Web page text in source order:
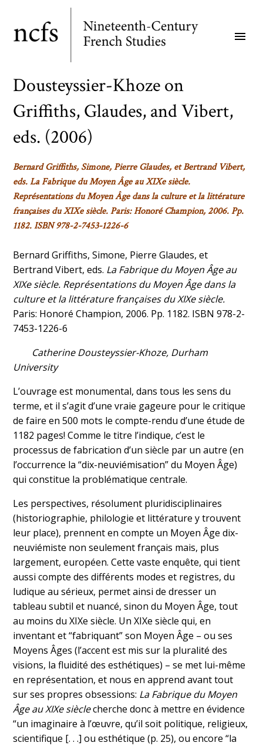
main
menu
Dousteyssier-Khoze on
Griffiths, Glaudes, and Vibert,
eds. (2006)
Bernard Griffiths, Simone, Pierre Glaudes, et Bertrand Vibert,
eds.La Fabrique du Moyen Âge au XIXe siècle.
Représentations du Moyen Âge dans la culture et la littérature
françaises du XIXe siècle.Paris: Honoré Champion, 2006. Pp.
1182. ISBN 978-2-7453-1226-6
Bernard Griffiths, Simone, Pierre Glaudes, et
Bertrand Vibert, eds. La Fabrique du Moyen Âge au
XIXe siècle. Représentations du Moyen Âge dans la
culture et la littérature françaises du XIXe siècle.
Paris: Honoré Champion, 2006. Pp. 1182. ISBN 978-2-
7453-1226-6
Catherine Dousteyssier-Khoze, Durham
University
L’ouvrage est monumental, dans tous les sens du
terme, et il s’agit d’une vraie gageure pour le critique
de faire en 500 mots le compte-rendu d’une étude de
1182 pages! Comme le titre l’indique, c’est le
processus de fabrication d’un siècle par un autre (en
l’occurrence la “dix-neuviémisation” du Moyen Âge)
qui constitue la problématique centrale.
Les perspectives, résolument pluridisciplinaires
(historiographie, philologie et littérature y trouvent
leur place), prennent en compte un Moyen Âge dix-
neuviémiste non seulement français mais, plus
largement, européen. Cette vaste enquête, qui tient
aussi compte des différents modes et registres, du
ludique au sérieux, permet ainsi de dresser un
tableau subtil et nuancé, sinon du Moyen Âge, tout
au moins du XIXe siècle. Un XIXe siècle qui, en
inventant et “fabriquant” son Moyen Âge – ou ses
Moyens Âges (l’accent est mis sur la pluralité des
visions, la fluidité des esthétiques) – se met lui-même
en représentation, et nous en apprend avant tout
sur ses propres obsessions: La Fabrique du Moyen
Âge au XIXe sièclecherche donc à mettre en évidence
“un imaginaire à l’œuvre, qu’il soit politique, religieux,
scientifique [. . .] ou esthétique (p. 25), ou encore “la